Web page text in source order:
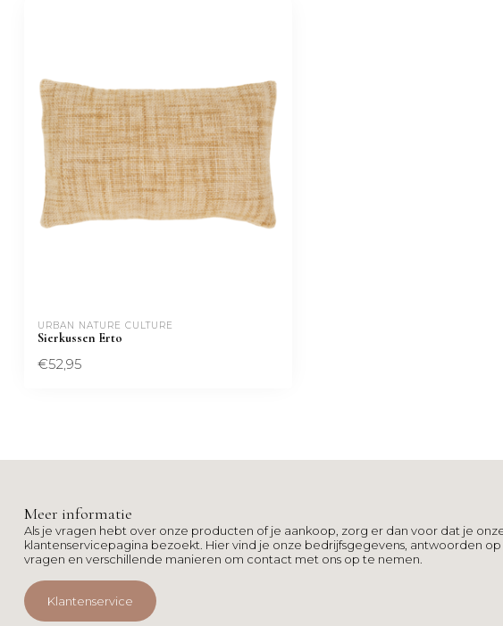
URBAN NATURE CULTURE
Sierkussen Erto
€52,95
Meer informatie
Als je vragen hebt over onze producten of je aankoop, zorg er dan voor dat je
klantenservicepagina bezoekt. Hier vind je onze bedrijfsgegevens, antwoorden
vragen en verschillende manieren om contact met ons op te nemen.
Klantenservice